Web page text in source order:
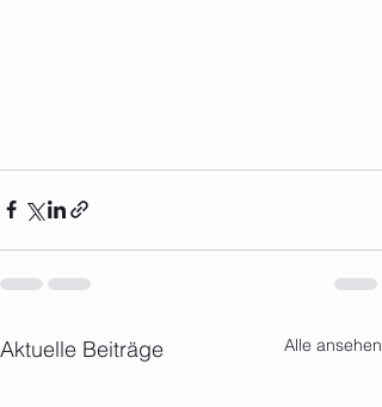
Aktuelle Beiträge Alle ansehen